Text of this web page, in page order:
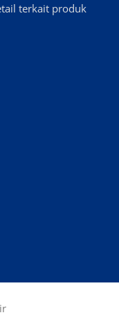
terkait produk